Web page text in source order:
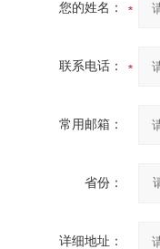
您的姓名：
联系电话：
常用邮箱：
省份：
详细地址：